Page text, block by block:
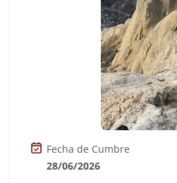
Fecha de Cumbre
28/06/2026